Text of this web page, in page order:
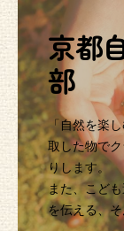
京都
部
「自然を楽
取した物で
りします。
また、こど
を伝える、